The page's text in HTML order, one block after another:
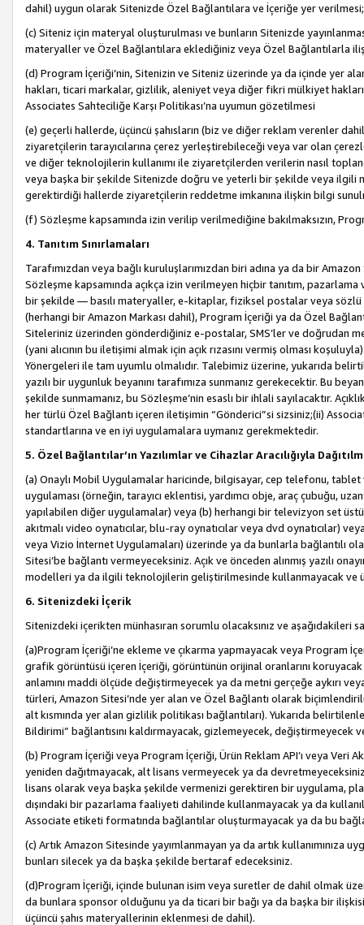
dahil) uygun olarak Sitenizde Özel Bağlantılara ve İçeriğe yer verilmesi;
(c) Siteniz için materyal oluşturulması ve bunların Sitenizde
materyaller ve Özel Bağlantılara eklediğiniz veya Özel Bağlantılarla
(d) Program İçeriği’nin, Sitenizin ve Siteniz üzerinde ya da içinde yer
hakları, ticari markalar, gizlilik, aleniyet veya diğer fikri mülkiyet
Associates Sahteciliğe Karşı Politikası’na uyumun gözetilmesi
(e) geçerli hallerde, üçüncü şahısların (biz ve diğer reklam verenler
ziyaretçilerin tarayıcılarına çerez yerleştirebileceği veya var olan
ve diğer teknolojilerin kullanımı ile ziyaretçilerden verilerin nasıl
veya başka bir şekilde Sitenizde doğru ve yeterli bir şekilde veya ilgili
gerektirdiği hallerde ziyaretçilerin reddetme imkanına ilişkin bilgi
(f) Sözleşme kapsamında izin verilip verilmediğine bakılmaksızın,
4. Tanıtım Sınırlamaları
Tarafımızdan veya bağlı kuruluşlarımızdan biri adına ya da bir
Sözleşme kapsamında açıkça izin verilmeyen hiçbir tanıtım,
bir şekilde — basılı materyaller, e-kitaplar, fiziksel postalar veya sözlü
(herhangi bir Amazon Markası dahil), Program İçeriği ya da Özel
Siteleriniz üzerinden gönderdiğiniz e-postalar, SMS’ler ve doğrudan
(yani alıcının bu iletişimi almak için açık rızasını vermiş olması
Yönergeleri ile tam uyumlu olmalıdır. Talebimiz üzerine, yukarıda
yazılı bir uygunluk beyanını tarafımıza sunmanız gerekecektir. Bu
şekilde sunmamanız, bu Sözleşme’nin esaslı bir ihlali sayılacaktır.
her türlü Özel Bağlantı içeren iletişimin “Gönderici”si sizsiniz;(ii)
standartlarına ve en iyi uygulamalara uymanız gerekmektedir.
5. Özel Bağlantılar’ın Yazılımlar ve Cihazlar Aracılığıyla
(a) Onaylı Mobil Uygulamalar haricinde, bilgisayar, cep telefonu,
uygulaması (örneğin, tarayıcı eklentisi, yardımcı obje, araç çubuğu,
yapılabilen diğer uygulamalar) veya (b) herhangi bir televizyon set
akıtmalı video oynatıcılar, blu-ray oynatıcılar veya dvd oynatıcılar)
veya Vizio İnternet Uygulamaları) üzerinde ya da bunlarla bağlantılı
Sitesi’be bağlantı vermeyeceksiniz. Açık ve önceden alınmış yazılı
modelleri ya da ilgili teknolojilerin geliştirilmesinde kullanmayacak ve
6. Sitenizdeki İçerik
Sitenizdeki içerikten münhasıran sorumlu olacaksınız ve aşağıdakileri
(a)Program İçeriği’ne ekleme ve çıkarma yapmayacak veya Program
grafik görüntüsü içeren İçeriği, görüntünün orijinal oranlarını
anlamını maddi ölçüde değiştirmeyecek ya da metni gerçeğe aykırı
türleri, Amazon Sitesi’nde yer alan ve Özel Bağlantı olarak
alt kısmında yer alan gizlilik politikası bağlantıları). Yukarıda
Bildirimi” bağlantısını kaldırmayacak, gizlemeyecek,
(b) Program İçeriği veya Program İçeriği, Ürün Reklam API’ı veya Veri
yeniden dağıtmayacak, alt lisans vermeyecek ya da
lisans olarak veya başka şekilde vermenizi gerektiren bir uygulama,
dışındaki bir pazarlama faaliyeti dahilinde kullanmayacak ya da
Associate etiketi formatında bağlantılar oluşturmayacak ya da bu
(c) Artık Amazon Sitesinde yayımlanmayan ya da artık kullanımınıza
bunları silecek ya da başka şekilde bertaraf edeceksiniz.
(d)Program İçeriği, içinde bulunan isim veya suretler de dahil olmak
da bunlara sponsor olduğunu ya da ticari bir bağı ya da başka bir
üçüncü şahıs materyallerinin eklenmesi de dahil).